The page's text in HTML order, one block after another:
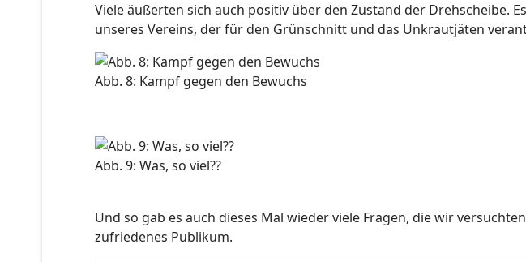
Viele äußerten sich auch positiv über den Zustand der Drehscheibe.
unseres Vereins, der für den Grünschnitt und das Unkrautjäten
Abb. 8: Kampf gegen den Bewuchs
Abb. 9: Was, so viel??
Und so gab es auch dieses Mal wieder viele Fragen, die wir
zufriedenes Publikum.